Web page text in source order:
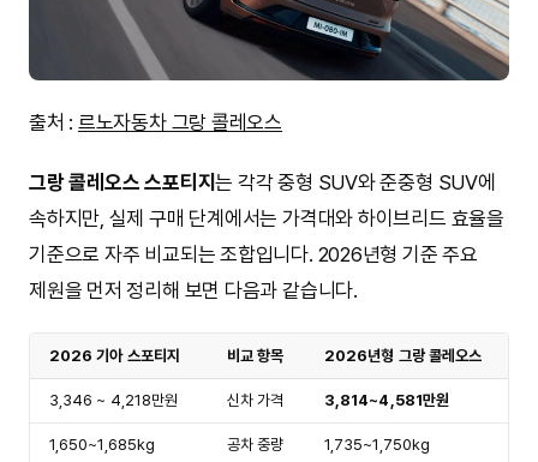
출처 : 르노자동차 그랑 콜레오스
그랑 콜레오스 스포티지는 각각 중형 SUV와 준중형 SUV에
속하지만, 실제 구매 단계에서는 가격대와 하이브리드 효율을
기준으로 자주 비교되는 조합입니다. 2026년형 기준 주요
제원을 먼저 정리해 보면 다음과 같습니다.
2026 기아 스포티지 비교 항목 2026년형 그랑 콜레오스
3,346 ~ 4,218만원 신차 가격 3,814~4,581만원
1,650~1,685kg 공차 중량 1,735~1,750kg